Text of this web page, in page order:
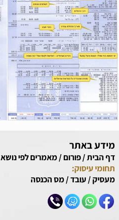
מידע באתר
דף הבית/פורום/מאמרים לפי נושא
תחומי עיסוק:
מעסיק/ עובד/מס הכנסה